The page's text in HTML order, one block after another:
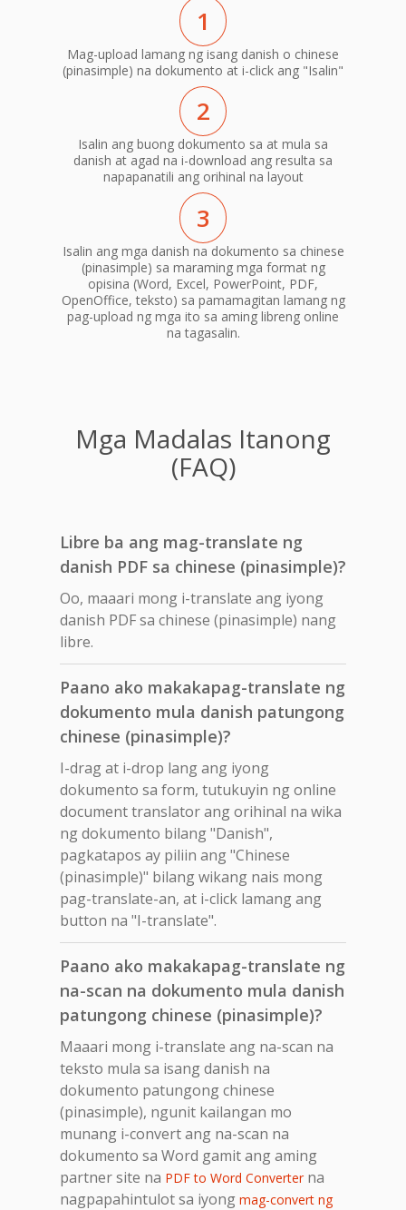
1
Mag-upload lamang ng isang danish o chinese
(pinasimple) na dokumento at i-click ang "Isalin"
2
Isalin ang buong dokumento sa at mula sa
danish at agad na i-download ang resulta sa
napapanatili ang orihinal na layout
3
Isalin ang mga danish na dokumento sa chinese
(pinasimple) sa maraming mga format ng
opisina (Word, Excel, PowerPoint, PDF,
OpenOffice, teksto) sa pamamagitan lamang ng
pag-upload ng mga ito sa aming libreng online
na tagasalin.
Mga Madalas Itanong
(FAQ)
Libre ba ang mag-translate ng
danish PDF sa chinese (pinasimple)?
Oo, maaari mong i-translate ang iyong
danish PDF sa chinese (pinasimple) nang
libre.
Paano ako makakapag-translate ng
dokumento mula danish patungong
chinese (pinasimple)?
I-drag at i-drop lang ang iyong
dokumento sa form, tutukuyin ng online
document translator ang orihinal na wika
ng dokumento bilang "Danish",
pagkatapos ay piliin ang "Chinese
(pinasimple)" bilang wikang nais mong
pag-translate-an, at i-click lamang ang
button na "I-translate".
Paano ako makakapag-translate ng
na-scan na dokumento mula danish
patungong chinese (pinasimple)?
Maaari mong i-translate ang na-scan na
teksto mula sa isang danish na
dokumento patungong chinese
(pinasimple), ngunit kailangan mo
munang i-convert ang na-scan na
dokumento sa Word gamit ang aming
partner site na PDF to Word Converterna
nagpapahintulot sa iyong mag-convert ng